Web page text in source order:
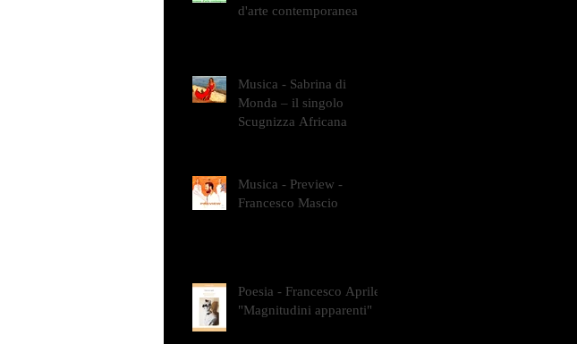
d'arte contemporanea
Musica - Sabrina di
Monda – il singolo
Scugnizza Africana
Musica - Preview -
Francesco Mascio
Poesia - Francesco Aprile -
"Magnitudini apparenti"